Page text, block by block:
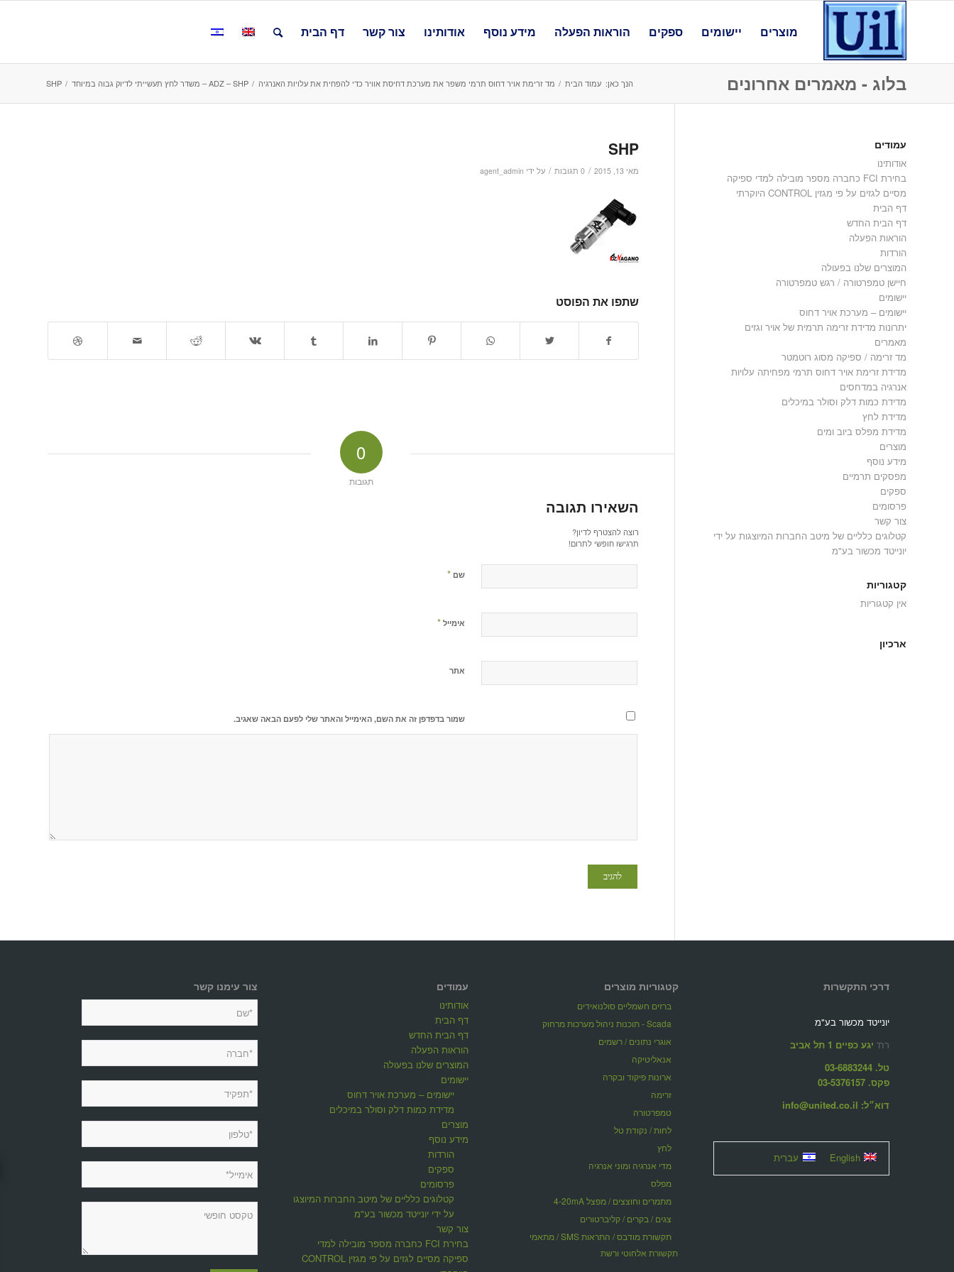
מוצרים יישומים ספקים הוראות הפעלה מידע נוסף אודותינו צור קשר דף הבית
בלוג - מאמרים אחרונים הנך כאן: עמוד הבית / מד זרימת אויר דחוס תרמי משפר את מערכת דחיסת אוויר כדי להפחית את עלויות האנרגיה / ADZ – SHP – משדר לחץ תעשייתי לדיוק גבוה במיוחד /
SHP
SHP
מאי 13, 2015 / 0 תגובות / על ידי agent_admin
שתפו את הפוסט
0
תגובות
השאירו תגובה
רוצה להצטרף לדיון?
תרגישו חופשי לתרום!
שם *
אימייל *
אתר
שמור בדפדפן זה את השם, האימייל והאתר שלי לפעם הבאה שאגיב.
עמודים
אודותינו
בחירת FCI כחברה מספר מובילה למדי ספיקה
מסיים לגזים על פי מגזין CONTROL היוקרתי
דף הבית
דף הבית החדש
הוראות הפעלה
הורדות
המוצרים שלנו בפעולה
חיישן טמפרטורה / רגש טמפרטורה
יישומים
יישומים – מערכת אויר דחוס
יתרונות מדידת זרימה תרמית של אויר וגזים
מאמרים
מד זרימה / ספיקה מסוג רוטמטר
מדידת זרימת אויר דחוס תרמי מפחיתה עלויות
אנרגיה במדחסים
מדידת כמות דלק וסולר במיכלים
מדידת לחץ
מדידת מפלס ביוב ומים
מוצרים
מידע נוסף
מפסקים תרמיים
ספקים
פרסומים
צור קשר
קטלוגים כלליים של מיטב החברות המיוצגות על ידי
יונייטד מכשור בע"מ
קטגוריות
אין קטגוריות
ארכיון
צור עימנו קשר עמודים
אודותינו
דף הבית
דף הבית החדש
הוראות הפעלה
המוצרים שלנו בפעולה
יישומים
יישומים – מערכת אויר דחוס
מדידת כמות דלק וסולר במיכלים
מוצרים
מידע נוסף
הורדות
ספקים
פרסומים
קטלוגים כלליים של מיטב החברות המיוצגות
על ידי יונייטד מכשור בע"מ
צור קשר
בחירת FCI כחברה מספר מובילה למדי
ספיקה מסיים לגזים על פי מגזין CONTROL
קטגוריות מוצרים
ברזים חשמליים סולנואידים
Scada - תוכנות ניהול מערכות מרחוק
אוגרי נתונים / רשמים
אנאליטיקה
ארונות פיקוד ובקרה
זרימה
טמפרטורה
לחות / נקודת טל
לחץ
מדי אנרגיה ומוני אנרגיה
מפלס
מתמרים וחוצצים / מפצל 4-20mA
צגים / בקרים / קליברטורים
תקשורת מודבס / התראות SMS / מתאמי
תקשורת אלחוטי ורשת
דרכי התקשרות
יונייטד מכשור בע"מ
רח' יגע כפיים 1 תל אביב
טל. 03-6883244
פקס. 03-5376157
דוא״ל: info@united.co.il
English עברית